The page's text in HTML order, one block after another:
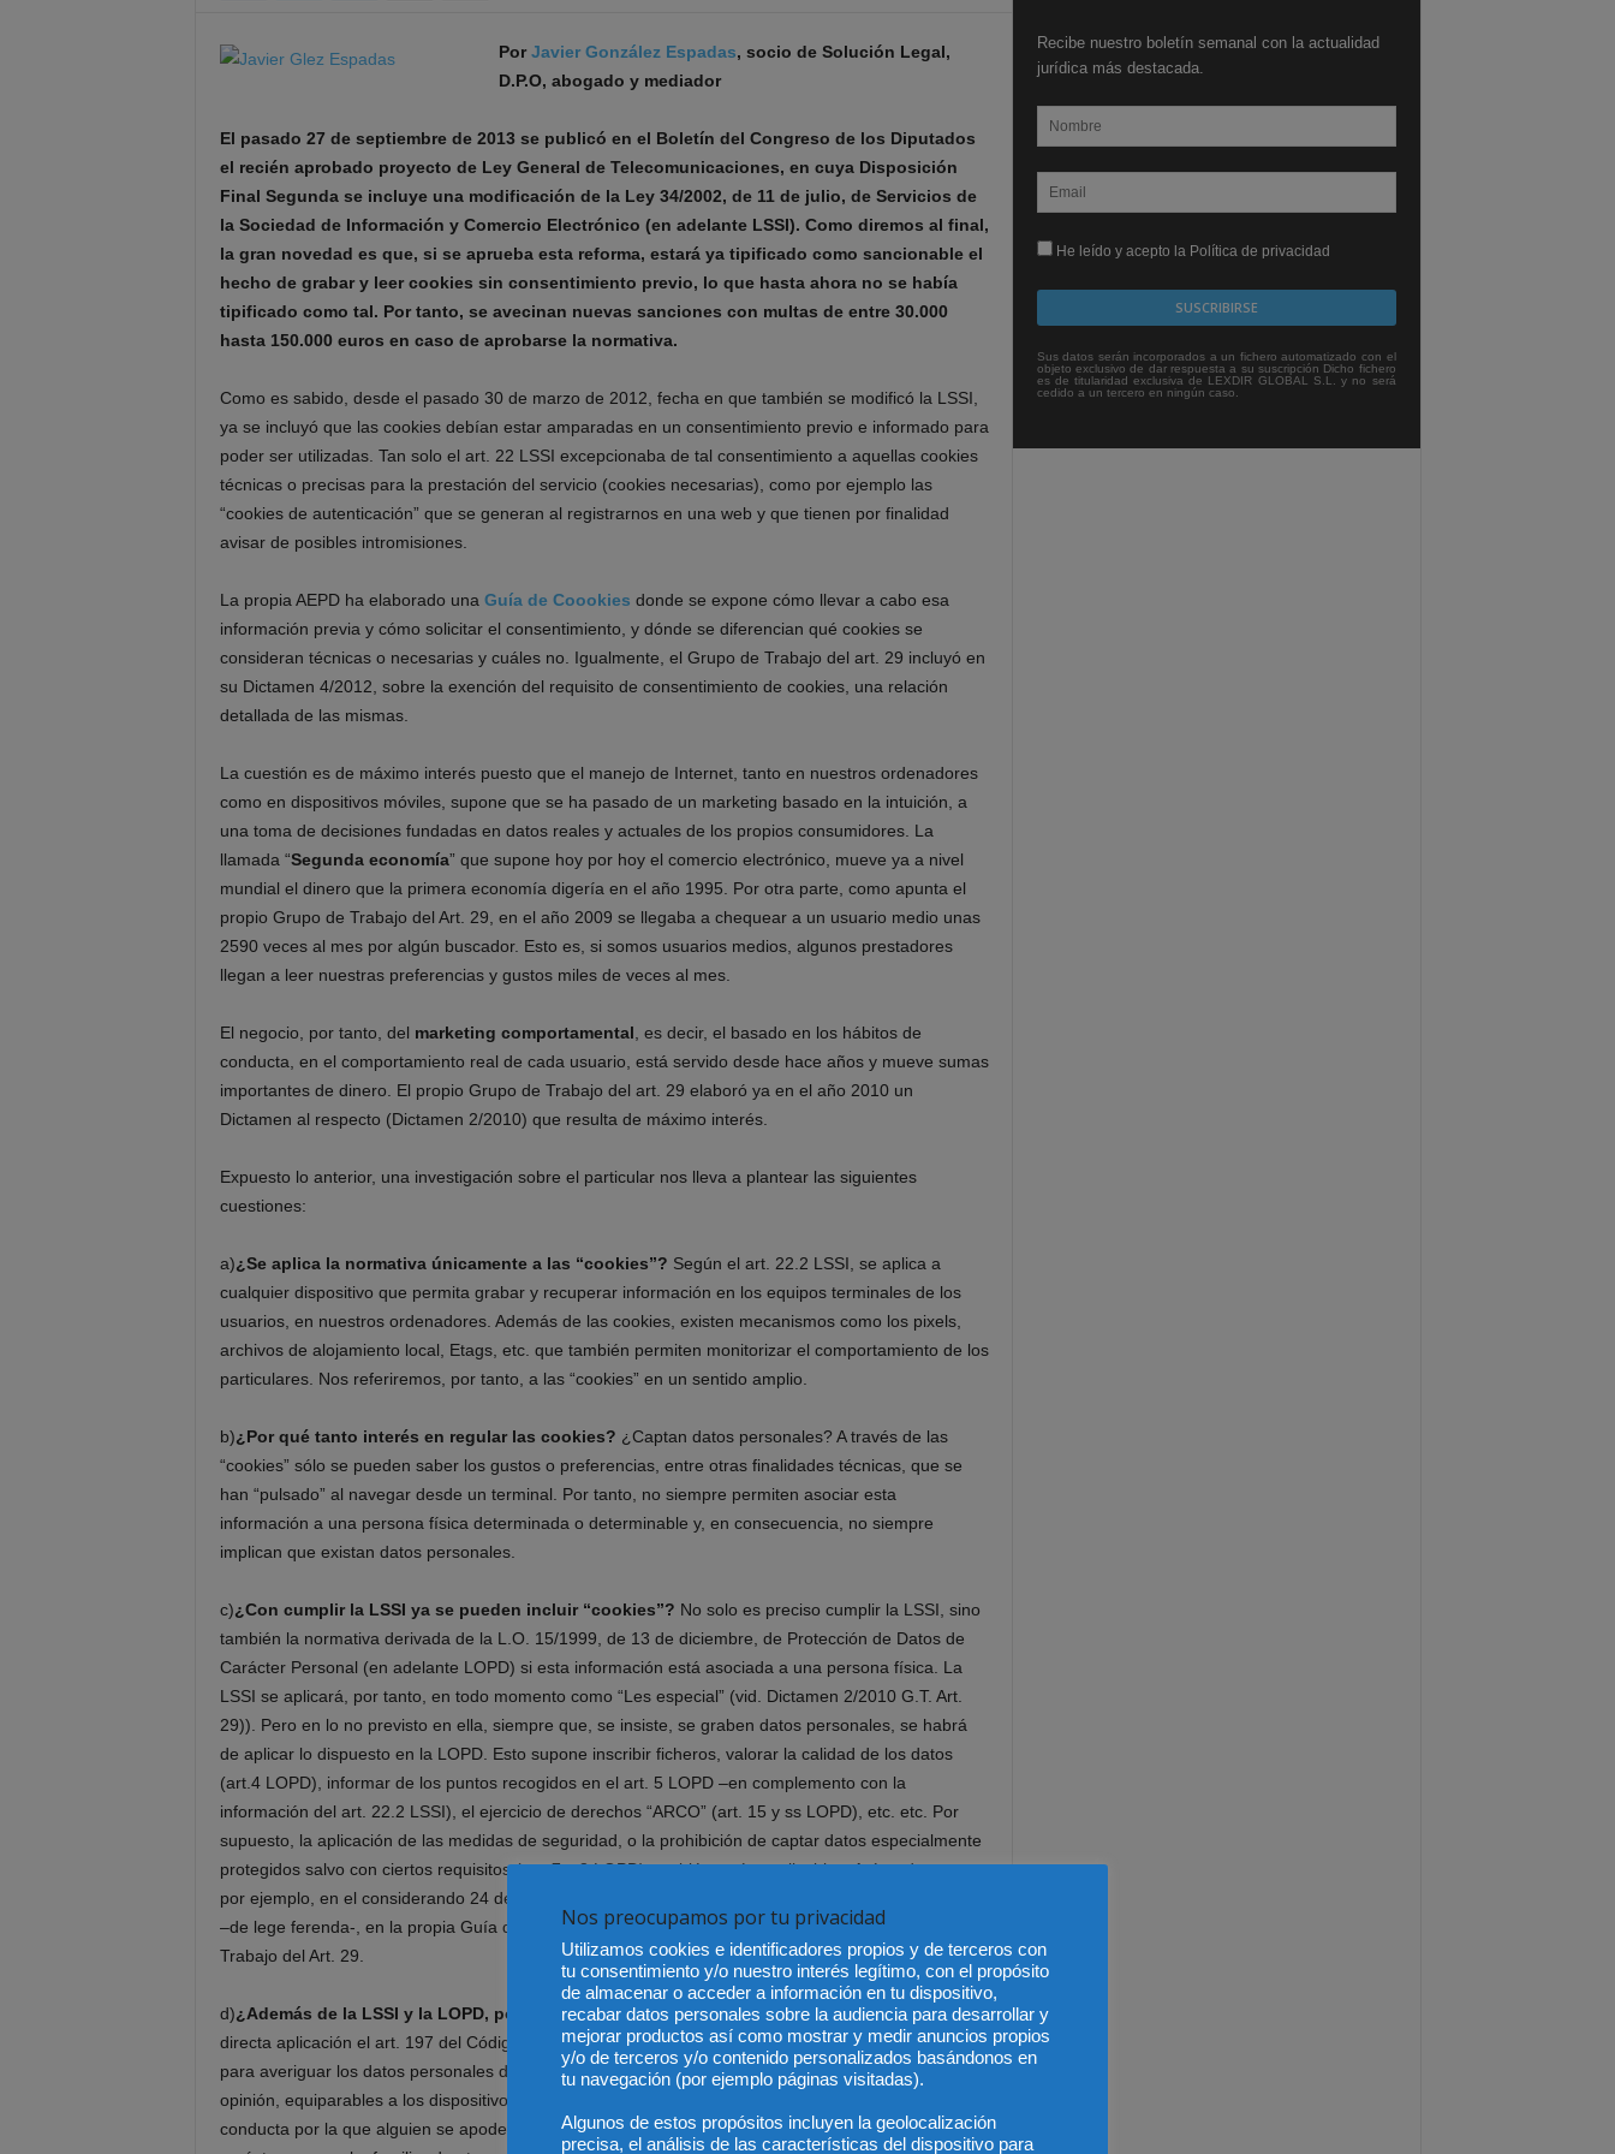
Por Javier González Espadas, socio de Solución Legal,
D.P.O, abogado y mediador
El pasado 27 de septiembre de 2013 se publicó en el Boletín del Congreso de los Diputados
el recién aprobado proyecto de Ley General de Telecomunicaciones, en cuya Disposición
Final Segunda se incluye una modificación de la Ley 34/2002, de 11 de julio, de Servicios de
la Sociedad de Información y Comercio Electrónico (en adelante LSSI). Como diremos al final,
la gran novedad es que, si se aprueba esta reforma, estará ya tipificado como sancionable el
hecho de grabar y leer cookies sin consentimiento previo, lo que hasta ahora no se había
tipificado como tal. Por tanto, se avecinan nuevas sanciones con multas de entre 30.000
hasta 150.000 euros en caso de aprobarse la normativa.
Como es sabido, desde el pasado 30 de marzo de 2012, fecha en que también se modificó la LSSI,
ya se incluyó que las cookies debían estar amparadas en un consentimiento previo e informado para
poder ser utilizadas. Tan solo el art. 22 LSSI excepcionaba de tal consentimiento a aquellas cookies
técnicas o precisas para la prestación del servicio (cookies necesarias), como por ejemplo las
“cookies de autenticación” que se generan al registrarnos en una web y que tienen por finalidad
avisar de posibles intromisiones.
La propia AEPD ha elaborado una Guía de Coookies donde se expone cómo llevar a cabo esa
información previa y cómo solicitar el consentimiento, y dónde se diferencian qué cookies se
consideran técnicas o necesarias y cuáles no. Igualmente, el Grupo de Trabajo del art. 29 incluyó en
su Dictamen 4/2012, sobre la exención del requisito de consentimiento de cookies, una relación
detallada de las mismas.
La cuestión es de máximo interés puesto que el manejo de Internet, tanto en nuestros ordenadores
como en dispositivos móviles, supone que se ha pasado de un marketing basado en la intuición, a
una toma de decisiones fundadas en datos reales y actuales de los propios consumidores. La
llamada “Segunda economía” que supone hoy por hoy el comercio electrónico, mueve ya a nivel
mundial el dinero que la primera economía digería en el año 1995. Por otra parte, como apunta el
propio Grupo de Trabajo del Art. 29, en el año 2009 se llegaba a chequear a un usuario medio unas
2590 veces al mes por algún buscador. Esto es, si somos usuarios medios, algunos prestadores
llegan a leer nuestras preferencias y gustos miles de veces al mes.
El negocio, por tanto, del marketing comportamental , es decir, el basado en los hábitos de
conducta, en el comportamiento real de cada usuario, está servido desde hace años y mueve sumas
importantes de dinero. El propio Grupo de Trabajo del art. 29 elaboró ya en el año 2010 un
Dictamen al respecto (Dictamen 2/2010) que resulta de máximo interés.
Expuesto lo anterior, una investigación sobre el particular nos lleva a plantear las siguientes
cuestiones:
a)¿Se aplica la normativa únicamente a las “cookies”? Según el art. 22.2 LSSI, se aplica a
cualquier dispositivo que permita grabar y recuperar información en los equipos terminales de los
usuarios, en nuestros ordenadores. Además de las cookies, existen mecanismos como los pixels,
archivos de alojamiento local, Etags, etc. que también permiten monitorizar el comportamiento de los
particulares. Nos referiremos, por tanto, a las “cookies” en un sentido amplio.
b)¿Por qué tanto interés en regular las cookies? ¿Captan datos personales? A través de las
“cookies” sólo se pueden saber los gustos o preferencias, entre otras finalidades técnicas, que se
han “pulsado” al navegar desde un terminal. Por tanto, no siempre permiten asociar esta
información a una persona física determinada o determinable y, en consecuencia, no siempre
implican que existan datos personales.
c)¿Con cumplir la LSSI ya se pueden incluir “cookies”? No solo es preciso cumplir la LSSI, sino
también la normativa derivada de la L.O. 15/1999, de 13 de diciembre, de Protección de Datos de
Carácter Personal (en adelante LOPD) si esta información está asociada a una persona física. La
LSSI se aplicará, por tanto, en todo momento como “Les especial” (vid. Dictamen 2/2010 G.T. Art.
29)). Pero en lo no previsto en ella, siempre que, se insiste, se graben datos personales, se habrá
de aplicar lo dispuesto en la LOPD. Esto supone inscribir ficheros, valorar la calidad de los datos
(art.4 LOPD), informar de los puntos recogidos en el art. 5 LOPD –en complemento con la
información del art. 22.2 LSSI), el ejercicio de derechos “ARCO” (art. 15 y ss LOPD), etc. etc. Por
supuesto, la aplicación de las medidas de seguridad, o la prohibición de captar datos especialmente
protegidos salvo con ciertos requisitos (art. 7 y 8 LOPD) también serían aplicables. Así se destaca,
por ejemplo, en el considerando 24 de la Propuesta de Reglamento Europeo de Protección de Datos
–de lege ferenda-, en la propia Guía de Cookies de la AEPD o en el Dictamen 2/2010 del Grupo de
Trabajo del Art. 29.
d)¿Además de la LSSI y la LOPD, podría aplicarse alguna normativa más?A mi juicio sería de
directa aplicación el art. 197 del Código Penal, si estos dispositivos se utilizan inconsentidamente
para averiguar los datos personales de una persona, o incluso de su entorno familiar. Serían, en mi
opinión, equiparables a los dispositivos técnicos de escucha y grabación, o más concretamente, a la
conducta por la que alguien se apodera o utiliza, “en perjuicio de tercero, datos reservados de
Recibe nuestro boletín semanal con la actualidad
jurídica más destacada.
He leído y acepto la Política de privacidad
Sus datos serán incorporados a un fichero automatizado con el
objeto exclusivo de dar respuesta a su suscripción Dicho fichero
es de titularidad exclusiva de LEXDIR GLOBAL S.L. y no será
cedido a un tercero en ningún caso.
Nos preocupamos por tu privacidad
Utilizamos cookies e identificadores propios y de terceros con
tu consentimiento y/o nuestro interés legítimo, con el propósito
de almacenar o acceder a información en tu dispositivo,
recabar datos personales sobre la audiencia para desarrollar y
mejorar productos así como mostrar y medir anuncios propios
y/o de terceros y/o contenido personalizados basándonos en
tu navegación (por ejemplo páginas visitadas).
Algunos de estos propósitos incluyen la geolocalización
precisa, el análisis de las características del dispositivo para